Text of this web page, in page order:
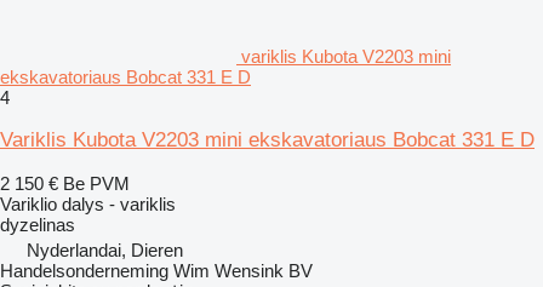
variklis Kubota V2203 mini
ekskavatoriaus Bobcat 331 E D
4
Variklis Kubota V2203 mini ekskavatoriaus Bobcat 331 E D
2 150 € Be PVM
Variklio dalys - variklis
dyzelinas
Nyderlandai, Dieren
Handelsonderneming Wim Wensink BV